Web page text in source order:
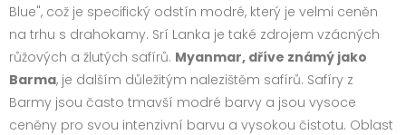
Blue", což je specifický odstín modré, který je velmi ceněn
na trhu s drahokamy. Srí Lanka je také zdrojem vzácných
růžových a žlutých safírů. Myanmar, dříve známý jako
Barma, je dalším důležitým nalezištěm safírů. Safíry z
Barmy jsou často tmavší modré barvy a jsou vysoce
ceněny pro svou intenzivní barvu a vysokou čistotu. Oblast